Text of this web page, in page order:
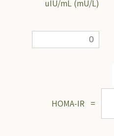
uIU/mL (mU/L)
HOMA-IR ‎ ‎ = ‎ ‎